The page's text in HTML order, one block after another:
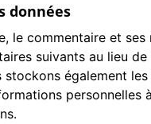
données
le commentaire et
suivants au lieu
également
personnelles